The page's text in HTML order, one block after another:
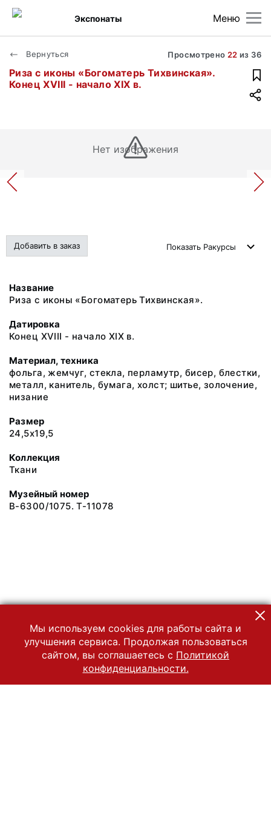
Меню
Экспонаты
Вернуться Просмотрено 22 из 36
Риза с иконы «Богоматерь Тихвинская».
Конец XVIII - начало XIX в.
Нет изображения
Добавить в заказ Показать Ракурсы
Название
Риза с иконы «Богоматерь Тихвинская».
Датировка
Конец XVIII - начало XIX в.
Материал, техника
фольга, жемчуг, стекла, перламутр, бисер, блестки,
металл, канитель, бумага, холст; шитье, золочение,
низание
Размер
24,5x19,5
Коллекция
Ткани
Музейный номер
В-6300/1075. Т-11078
Мы используем cookies для работы сайта и
улучшения сервиса. Продолжая пользоваться
сайтом, вы соглашаетесь с Политикой
конфиденциальности.